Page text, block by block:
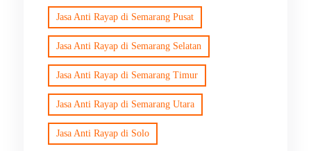
Jasa Anti Rayap di Semarang Pusat
Jasa Anti Rayap di Semarang Selatan
Jasa Anti Rayap di Semarang Timur
Jasa Anti Rayap di Semarang Utara
Jasa Anti Rayap di Solo